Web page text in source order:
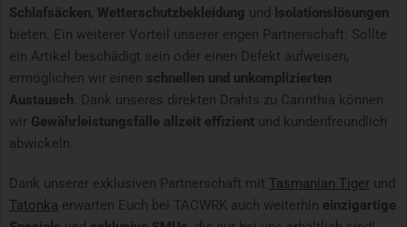
Schlafsäcken, Wetterschutzbekleidung und Isolationslösungen
bieten. Ein weiterer Vorteil unserer engen Partnerschaft: Sollte
ein Artikel beschädigt sein oder einen Defekt aufweisen,
ermöglichen wir einen schnellen und unkomplizierten
Austausch . Dank unseres direkten Drahts zu Carinthia können
wir Gewährleistungsfälle allzeit effizient und kundenfreundlich
abwickeln.
Dank unserer exklusiven Partnerschaft mit Tasmanian Tiger und
Tatonka erwarten Euch bei TACWRK auch weiterhin einzigartige